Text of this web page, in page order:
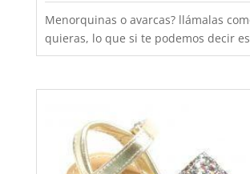
Menorquinas o avarcas? llámalas
quieras, lo que si te podemos decir es
fabricación nacional y hechas por
transpiración, comodidad y
modelo con la tira de velcro es el ideal,
practicidad y moda no están reñidas,
con todos los estilos de ropa y